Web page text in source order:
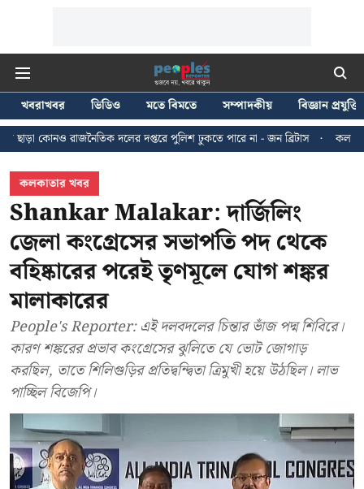
খবরাখবর ভিডিও মতে বিমতে সম্পাদকীয়
বিজ্ঞান প্রযুক্তি
দলের দপ্তরে পুলিশ ঢুকতে পারে না - জন ব্রিটাস
কলকাতায় ২৪ জুলাইয়ের
কলকাতার খবর
Shankar Malakar: দার্জিলিং
জেলা কংগ্রেসের সভাপতি পদ থেকে
বহিষ্কারের পরেই তৃণমূলে যোগ শঙ্কর
মালাকারের
People's Reporter: এই দলবদলের চিন্তার ভাঁজ পদ্ম শিবিরে।
কারণ শঙ্করের প্রভাব কংগ্রেসের ঝুলিতে যে ভোট জোগাড়
করছিল, তাতে শিলিগুড়ির প্রতিদ্বন্দ্বিতা ত্রিমুখী হয়ে উঠছিল। লাভ
পাচ্ছিল বিজেপি।